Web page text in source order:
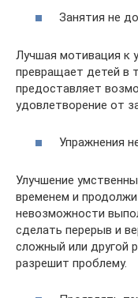
Занятия не
Лучшая мотивация к
превращает детей в
предоставляет
удовлетворение от
Упражнения
Улучшение
временем и
невозможности
сделать перерыв и
сложный или другой
разрешит проблему.